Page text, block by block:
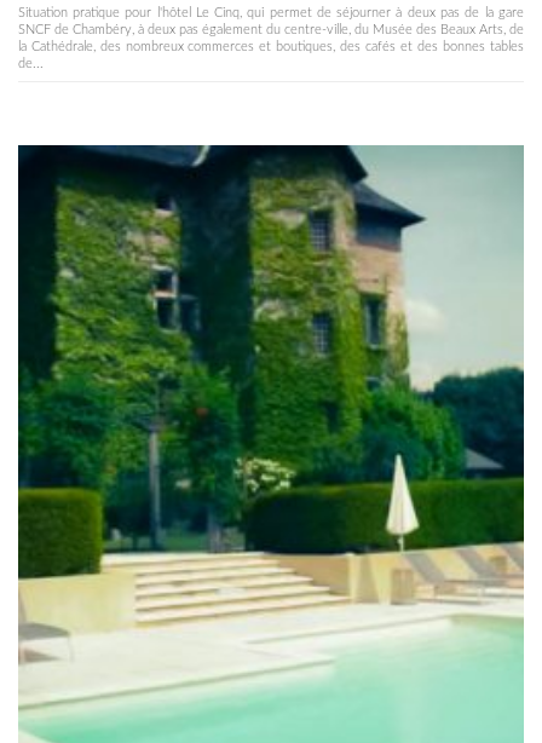
Situation pratique pour l'hôtel Le Cinq, qui permet de séjourner à deux pas de la gare
SNCF de Chambéry, à deux pas également du centre-ville, du Musée des Beaux Arts, de
la Cathédrale, des nombreux commerces et boutiques, des cafés et des bonnes tables
de...